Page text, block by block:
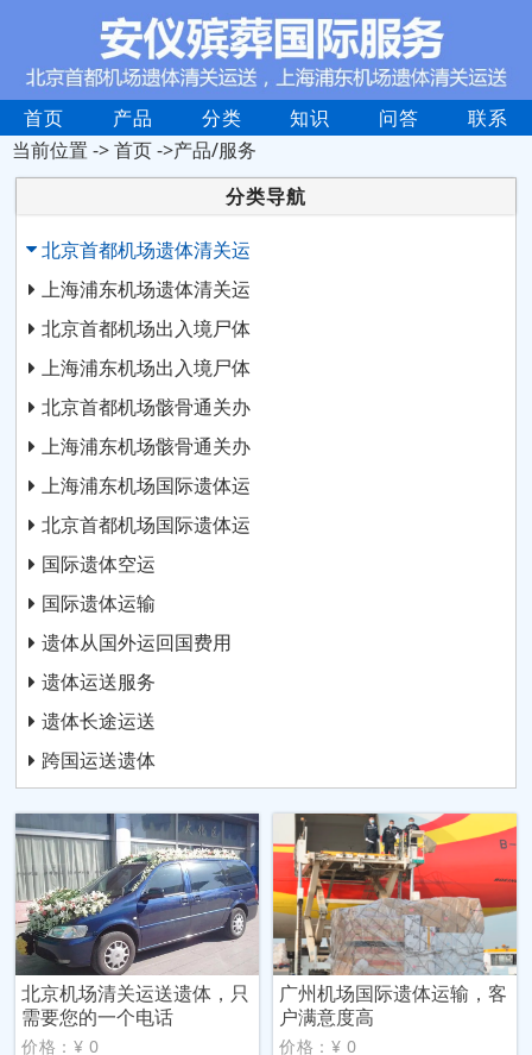
首页 产品 分类 知识 问答
联系
当前位置 ->首页->产品/服务
分类导航
北京首都机场遗体清关运
上海浦东机场遗体清关运
北京首都机场出入境尸体
上海浦东机场出入境尸体
北京首都机场骸骨通关办
上海浦东机场骸骨通关办
上海浦东机场国际遗体运
北京首都机场国际遗体运
国际遗体空运
国际遗体运输
遗体从国外运回国费用
遗体运送服务
遗体长途运送
跨国运送遗体
北京机场清关运送遗体，只
需要您的一个电话
价格：¥ 0
广州机场国际遗体运输，客
户满意度高
价格：¥ 0